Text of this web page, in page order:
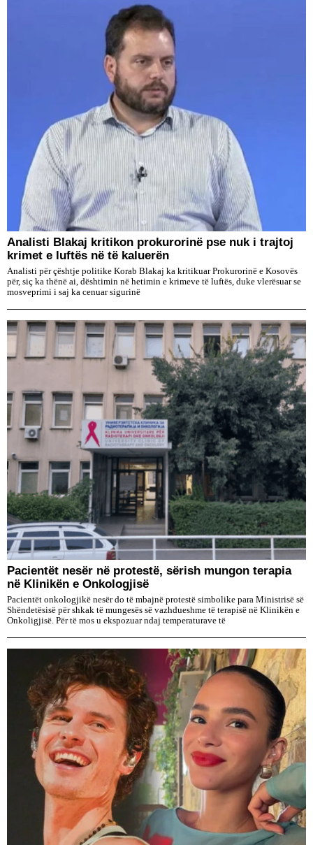
​Analisti Blakaj kritikon prokurorinë pse nuk i trajtoj
krimet e luftës në të kaluerën
Analisti për çështje politike Korab Blakaj ka kritikuar Prokurorinë e Kosovës
për, siç ka thënë ai, dështimin në hetimin e krimeve të luftës, duke vlerësuar se
mosveprimi i saj ka cenuar sigurinë
Pacientët nesër në protestë, sërish mungon terapia
në Klinikën e Onkologjisë
Pacientët onkologjikë nesër do të mbajnë protestë simbolike para Ministrisë së
Shëndetësisë për shkak të mungesës së vazhdueshme të terapisë në Klinikën e
Onkoligjisë. Për të mos u ekspozuar ndaj temperaturave të